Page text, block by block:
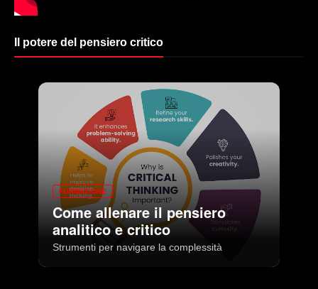
Il potere del pensiero critico
FORMAZIONE
Come allenare il pensiero
analitico e critico
Strumenti per navigare la complessità